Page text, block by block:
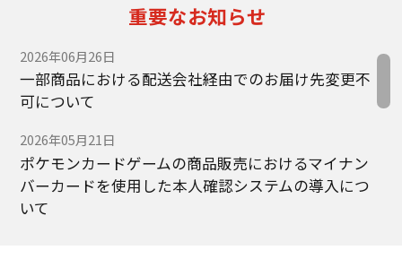
重要なお知らせ
2026年06月26日
一部商品における配送会社経由でのお届け先変更不
可について
2026年05月21日
ポケモンカードゲームの商品販売におけるマイナン
バーカードを使用した本人確認システムの導入につ
いて